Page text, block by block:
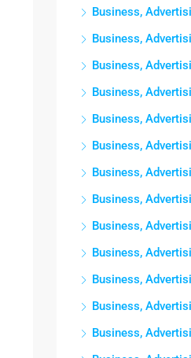
Business,
Business,
Business,
Business,
Business,
Business,
Business,
Business,
Business,
Business,
Business,
Business,
Business,